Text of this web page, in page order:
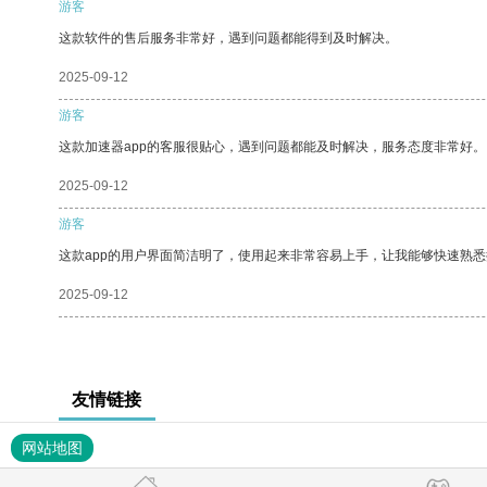
游客
这款软件的售后服务非常好，遇到问题都能得到及时解决。
2025-09-12
游客
这款加速器app的客服很贴心，遇到问题都能及时解决，服务态度非常好。
2025-09-12
游客
这款app的用户界面简洁明了，使用起来非常容易上手，让我能够快速熟
2025-09-12
友情链接
网站地图